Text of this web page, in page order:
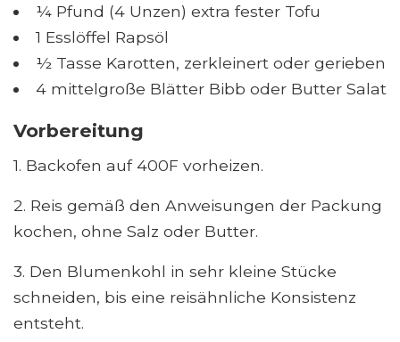
¼ Pfund (4 Unzen) extra fester Tofu
1 Esslöffel Rapsöl
½ Tasse Karotten, zerkleinert oder gerieben
4 mittelgroße Blätter Bibb oder Butter Salat
Vorbereitung
1. Backofen auf 400F vorheizen.
2. Reis gemäß den Anweisungen der Packung
kochen, ohne Salz oder Butter.
3. Den Blumenkohl in sehr kleine Stücke
schneiden, bis eine reisähnliche Konsistenz
entsteht.